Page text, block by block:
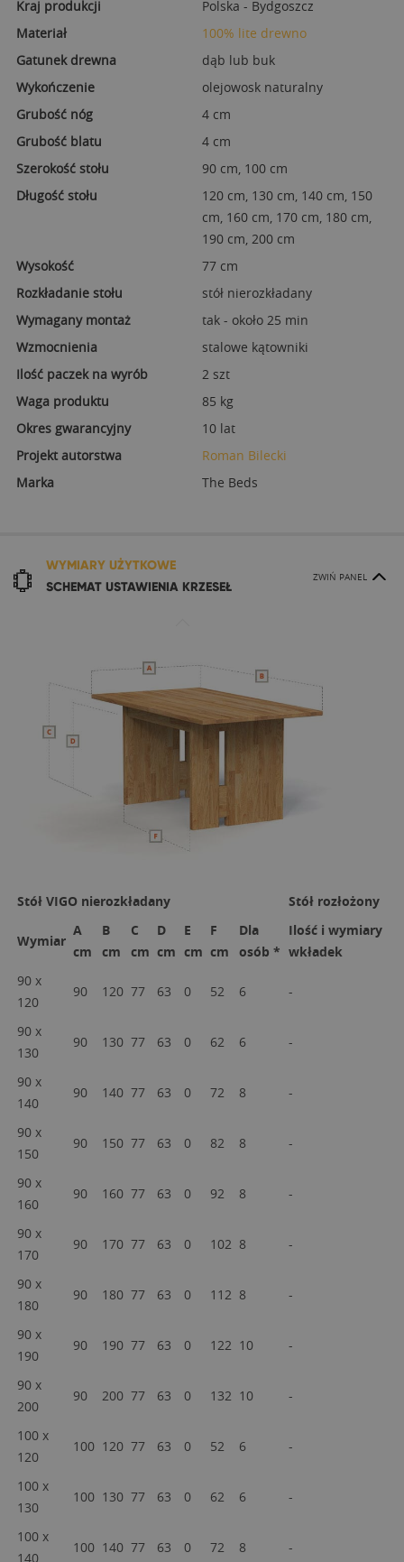
Kraj produkcji
Polska - Bydgoszcz
Materiał
100% lite drewno
Gatunek drewna
dąb lub buk
Wykończenie
olejowosk naturalny
Grubość nóg
4 cm
Grubość blatu
4 cm
Szerokość stołu
90 cm, 100 cm
Długość stołu
120 cm, 130 cm, 140 cm, 150
cm, 160 cm, 170 cm, 180 cm,
190 cm, 200 cm
Wysokość
77 cm
Rozkładanie stołu
stół nierozkładany
Wymagany montaż
tak - około 25 min
Wzmocnienia
stalowe kątowniki
Ilość paczek na wyrób
2 szt
Waga produktu
85 kg
Okres gwarancyjny
10 lat
Projekt autorstwa
Roman Bilecki
Marka
The Beds
WYMIARY UŻYTKOWE
SCHEMAT USTAWIENIA KRZESEŁ
ZWIŃ PANEL
Stół VIGO nierozkładany Stół rozłożony
Wymiar
A
cm
B
cm
C
cm
D
cm
E
cm
F
cm
Dla
osób *
Ilość i wymiary
wkładek
90 x
120
90 120 77 63 0 52 6 -
90 x
130
90 130 77 63 0 62 6 -
90 x
140
90 140 77 63 0 72 8 -
90 x
150
90 150 77 63 0 82 8 -
90 x
160
90 160 77 63 0 92 8 -
90 x
170
90 170 77 63 0 102 8 -
90 x
180
90 180 77 63 0 112 8 -
90 x
190
90 190 77 63 0 122 10 -
90 x
200
90 200 77 63 0 132 10 -
100 x
120
100 120 77 63 0 52 6 -
100 x
130
100 130 77 63 0 62 6 -
100 x
140
100 140 77 63 0 72 8 -